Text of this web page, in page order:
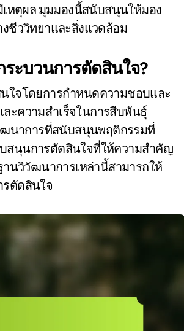
หตุผล มุมมองนี้สนับสนุนให้มอง
ชีววิทยาและสิ่งแวดล้อม
ะบวนการตัดสินใจ?
ใจโดยการกำหนดความชอบและ
ะความสำเร็จในการสืบพันธุ์
ฒนาการที่สนับสนุนพฤติกรรมที่
สนุนการตัดสินใจที่ให้ความสำคัญ
นวิวัฒนาการเหล่านี้สามารถให้
ตัดสินใจ